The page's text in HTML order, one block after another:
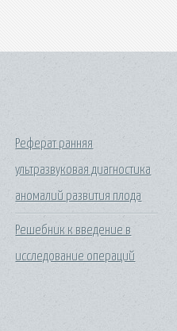
Реферат ранняя
ультразвуковая диагностика
аномалий развития плода
Решебник к введение в
исследование операций